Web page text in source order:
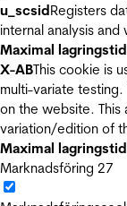
u_scsidRegisters
internal analysis
Maximal lagringstid
X-ABThis cookie is
multi-variate
on the website.
variation/edition of
Maximal lagringstid
Marknadsföring 27